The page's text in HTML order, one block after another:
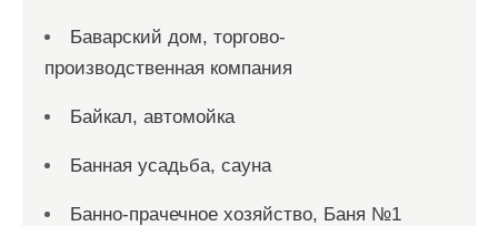
Баварский дом, торгово-
производственная компания
Байкал, автомойка
Банная усадьба, сауна
Банно-прачечное хозяйство, Баня №1